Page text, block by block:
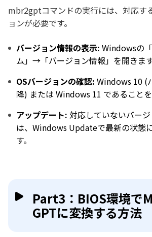
mbr2gptコマンドの実行には、対応す
ョンが必要です。
バージョン情報の表示: Windowsの
ム」→「バージョン情報」を開きます
OSバージョンの確認: Windows 10 (
降) または Windows 11 であることを
アップデート: 対応していないバー
は、Windows Updateで最新の状態
す。
Part3：BIOS環境で
GPTに変換する方法